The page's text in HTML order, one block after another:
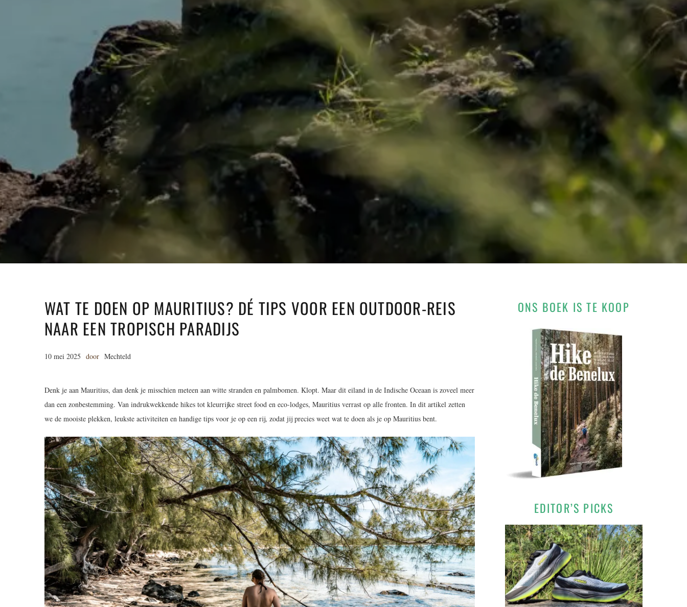
WAT TE DOEN OP MAURITIUS? DÉ TIPS VOOR EEN OUTDOOR-REIS
NAAR EEN TROPISCH PARADIJS
10 mei 2025 door Mechteld
Denk je aan Mauritius, dan denk je misschien meteen aan witte stranden en palmbomen. Klopt. Maar dit eiland in de Indische Oceaan is zoveel meer
dan een zonbestemming. Van indrukwekkende hikes tot kleurrijke street food en eco-lodges, Mauritius verrast op alle fronten. In dit artikel zetten
we de mooiste plekken, leukste activiteiten en handige tips voor je op een rij, zodat jij precies weet wat te doen als je op Mauritius bent.
ONS BOEK IS TE KOOP
EDITOR’S PICKS